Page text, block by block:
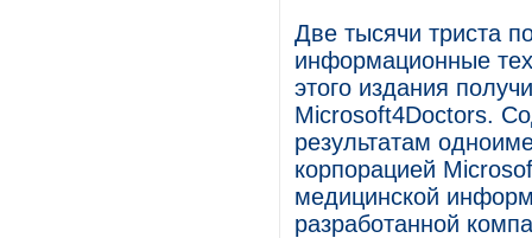
Две тысячи триста
информационные
этого издания
Microsoft4Doctors.
результатам
корпорацией
медицинской
разработанной